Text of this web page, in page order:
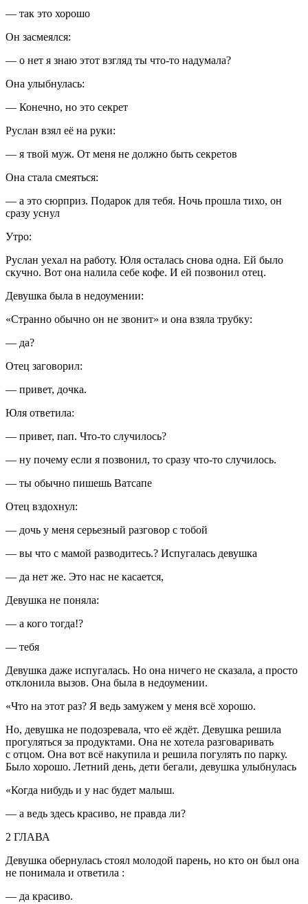
— так это хорошо
Он засмеялся:
— о нет я знаю этот взгляд ты что-то надумала?
Она улыбнулась:
— Конечно, но это секрет
Руслан взял её на руки:
— я твой муж. От меня не должно быть секретов
Она стала смеяться:
— а это сюрприз. Подарок для тебя. Ночь прошла тихо, он
сразу уснул
Утро:
Руслан уехал на работу. Юля осталась снова одна. Ей было
скучно. Вот она налила себе кофе. И ей позвонил отец.
Девушка была в недоумении:
«Странно обычно он не звонит» и она взяла трубку:
— да?
Отец заговорил:
— привет, дочка.
Юля ответила:
— привет, пап. Что-то случилось?
— ну почему если я позвонил, то сразу что-то случилось.
— ты обычно пишешь Ватсапе
Отец вздохнул:
— дочь у меня серьезный разговор с тобой
— вы что с мамой разводитесь.? Испугалась девушка
— да нет же. Это нас не касается,
Девушка не поняла:
— а кого тогда!?
— тебя
Девушка даже испугалась. Но она ничего не сказала, а просто
отклонила вызов. Она была в недоумении.
«Что на этот раз? Я ведь замужем у меня всё хорошо.
Но, девушка не подозревала, что её ждёт. Девушка решила
прогуляться за продуктами. Она не хотела разговаривать
с отцом. Она вот всё накупила и решила погулять по парку.
Было хорошо. Летний день, дети бегали, девушка улыбнулась
«Когда нибудь и у нас будет малыш.
— а ведь здесь красиво, не правда ли?
2 ГЛАВА
Девушка обернулась стоял молодой парень, но кто он был она
не понимала и ответила :
— да красиво.